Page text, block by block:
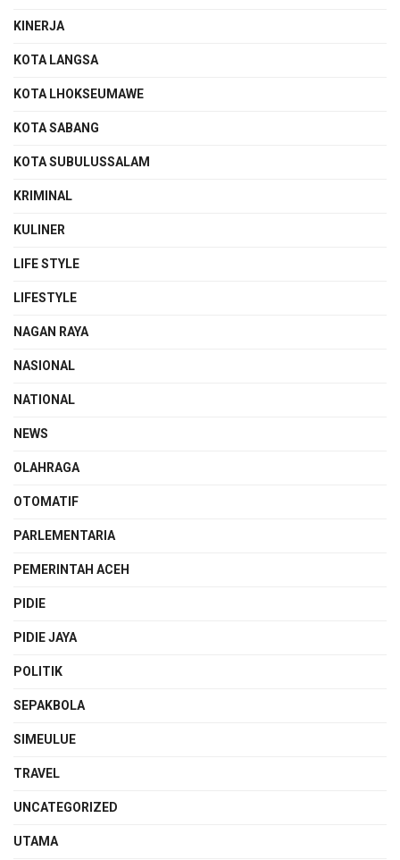
KINERJA
KOTA LANGSA
KOTA LHOKSEUMAWE
KOTA SABANG
KOTA SUBULUSSALAM
KRIMINAL
KULINER
LIFE STYLE
LIFESTYLE
NAGAN RAYA
NASIONAL
NATIONAL
NEWS
OLAHRAGA
OTOMATIF
PARLEMENTARIA
PEMERINTAH ACEH
PIDIE
PIDIE JAYA
POLITIK
SEPAKBOLA
SIMEULUE
TRAVEL
UNCATEGORIZED
UTAMA